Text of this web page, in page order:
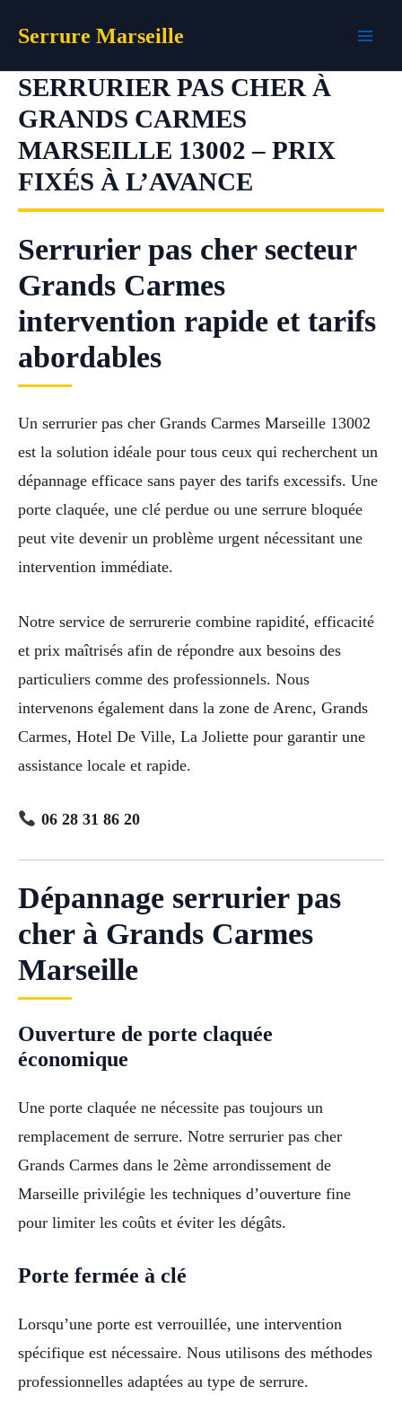
Serrure Marseille
SERRURIER PAS CHER À
GRANDS CARMES
MARSEILLE 13002 – PRIX
FIXÉS À L’AVANCE
Serrurier pas cher secteur
Grands Carmes
intervention rapide et tarifs
abordables
Un serrurier pas cher Grands Carmes Marseille 13002
est la solution idéale pour tous ceux qui recherchent un
dépannage efficace sans payer des tarifs excessifs. Une
porte claquée, une clé perdue ou une serrure bloquée
peut vite devenir un problème urgent nécessitant une
intervention immédiate.
Notre service de serrurerie combine rapidité, efficacité
et prix maîtrisés afin de répondre aux besoins des
particuliers comme des professionnels. Nous
intervenons également dans la zone de Arenc, Grands
Carmes, Hotel De Ville, La Joliette pour garantir une
assistance locale et rapide.
06 28 31 86 20
Dépannage serrurier pas
cher à Grands Carmes
Marseille
Ouverture de porte claquée
économique
Une porte claquée ne nécessite pas toujours un
remplacement de serrure. Notre serrurier pas cher
Grands Carmes dans le 2ème arrondissement de
Marseille privilégie les techniques d’ouverture fine
pour limiter les coûts et éviter les dégâts.
Porte fermée à clé
Lorsqu’une porte est verrouillée, une intervention
spécifique est nécessaire. Nous utilisons des méthodes
professionnelles adaptées au type de serrure.